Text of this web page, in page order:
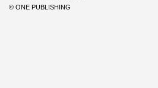
© ONE PUBLISHING